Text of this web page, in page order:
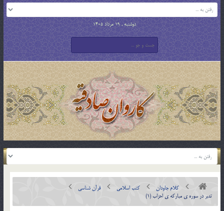
دوشنبه , 19 مرداد 1405
کلام جاودان کتب اسلامی
قرآن شناسی
تدبر در سوره ي مبارکه ي احزاب (1)